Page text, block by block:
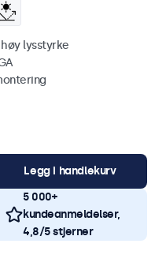
lysstyrke
Legg i handlekurv
5 000+
kundeanmeldelser,
4,8/5 stjerner